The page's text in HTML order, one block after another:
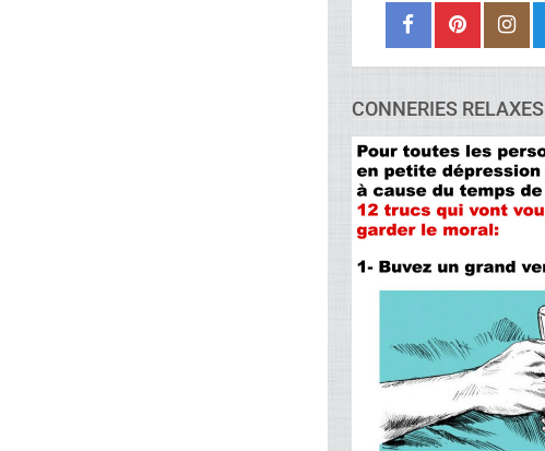
CONNERIES RELAXES